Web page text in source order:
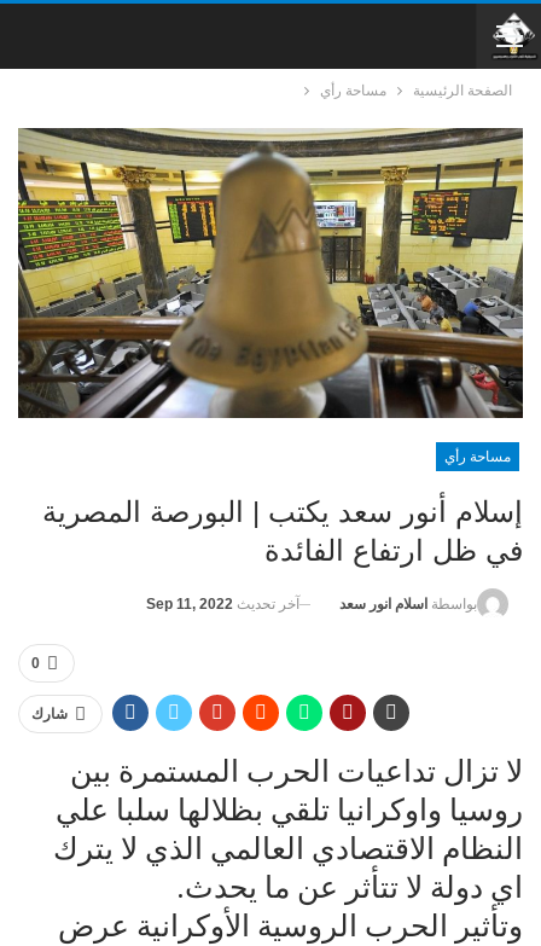
الصفحة الرئيسية مساحة رأي
مساحة رأي
إسلام أنور سعد يكتب | البورصة المصرية
في ظل ارتفاع الفائدة
بواسطة اسلام انور سعد آخر تحديث Sep 11, 2022
0
شارك
لا تزال تداعيات الحرب المستمرة بين
روسيا واوكرانيا تلقي بظلالها سلبا علي
النظام الاقتصادي العالمي الذي لا يترك
اي دولة لا تتأثر عن ما يحدث.
وتأثير الحرب الروسية الأوكرانية عرض